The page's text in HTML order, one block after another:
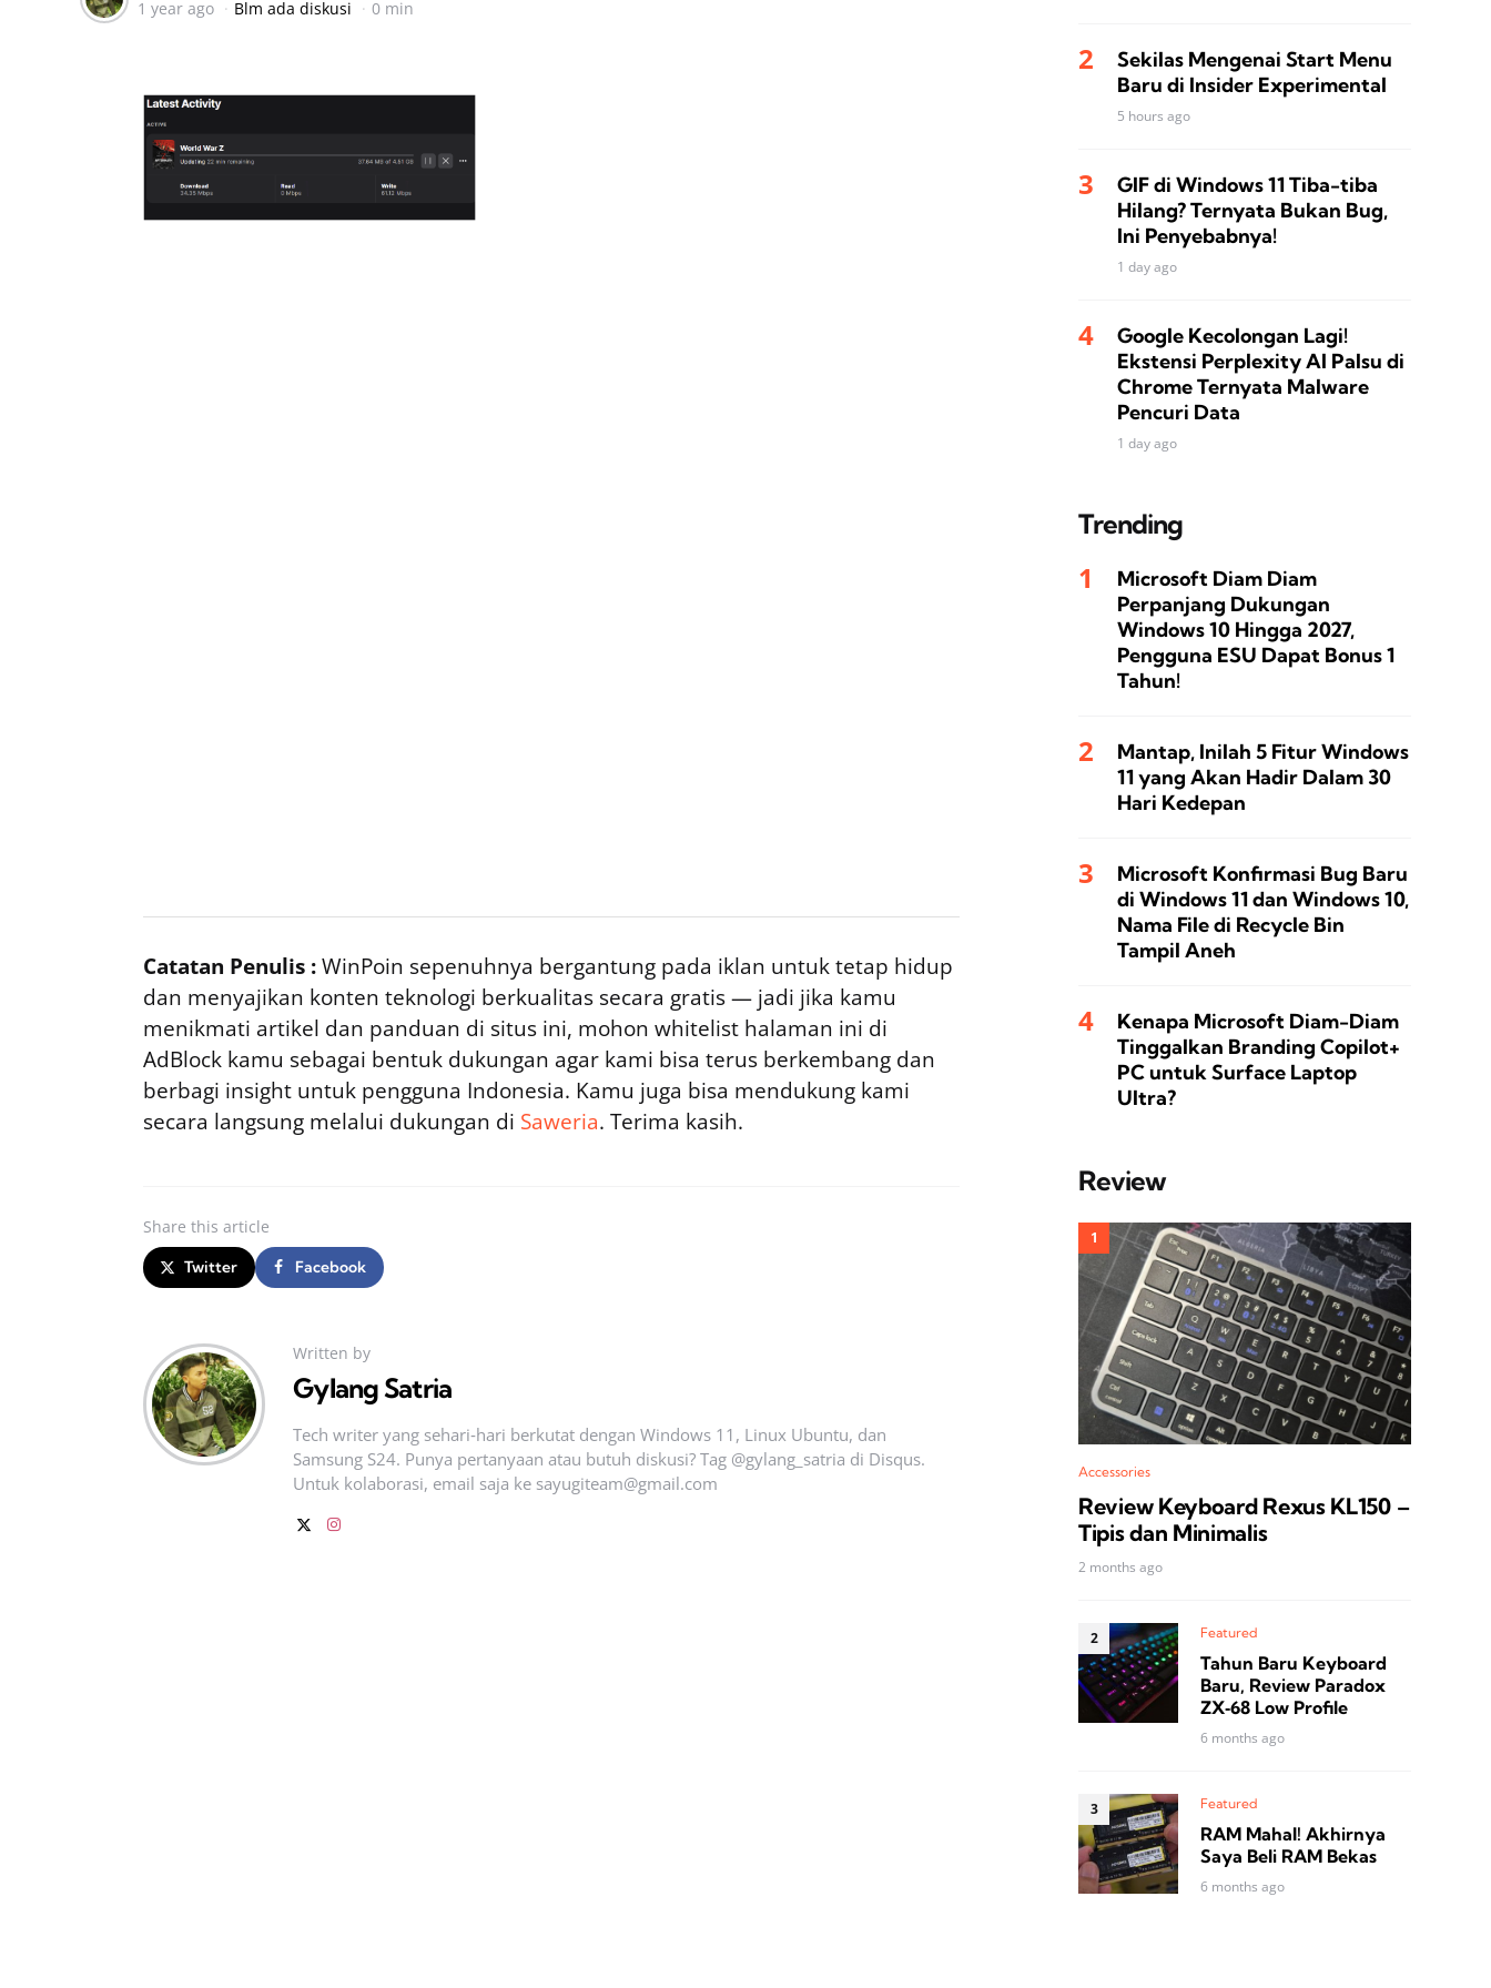
by
1 year ago
Blm ada diskusi 0 min
Catatan Penulis :WinPoin sepenuhnya bergantung pada iklan untuk tetap hidup
dan menyajikan konten teknologi berkualitas secara gratis — jadi jika kamu
menikmati artikel dan panduan di situs ini, mohon whitelist halaman ini di
AdBlock kamu sebagai bentuk dukungan agar kami bisa terus berkembang dan
berbagi insight untuk pengguna Indonesia. Kamu juga bisa mendukung kami
secara langsung melalui dukungan di Saweria. Terima kasih.
Share this article
Twitter Facebook
Written by
Gylang Satria
Tech writer yang sehari‑hari berkutat dengan Windows 11, Linux Ubuntu, dan
Samsung S24. Punya pertanyaan atau butuh diskusi? Tag @gylang_satria di Disqus.
Untuk kolaborasi, email saja ke sayugiteam@gmail.com
Sekilas Mengenai Start Menu
Baru di Insider Experimental
5 hours ago
GIF di Windows 11 Tiba-tiba
Hilang? Ternyata Bukan Bug,
Ini Penyebabnya!
1 day ago
Google Kecolongan Lagi!
Ekstensi Perplexity AI Palsu di
Chrome Ternyata Malware
Pencuri Data
1 day ago
Trending
Microsoft Diam Diam
Perpanjang Dukungan
Windows 10 Hingga 2027,
Pengguna ESU Dapat Bonus 1
Tahun!
Mantap, Inilah 5 Fitur Windows
11 yang Akan Hadir Dalam 30
Hari Kedepan
Microsoft Konfirmasi Bug Baru
di Windows 11 dan Windows 10,
Nama File di Recycle Bin
Tampil Aneh
Kenapa Microsoft Diam-Diam
Tinggalkan Branding Copilot+
PC untuk Surface Laptop
Ultra?
Review
Accessories
Review Keyboard Rexus KL150 –
Tipis dan Minimalis
2 months ago
Featured
Tahun Baru Keyboard
Baru, Review Paradox
ZX‑68 Low Profile
6 months ago
Featured
RAM Mahal! Akhirnya
Saya Beli RAM Bekas
6 months ago